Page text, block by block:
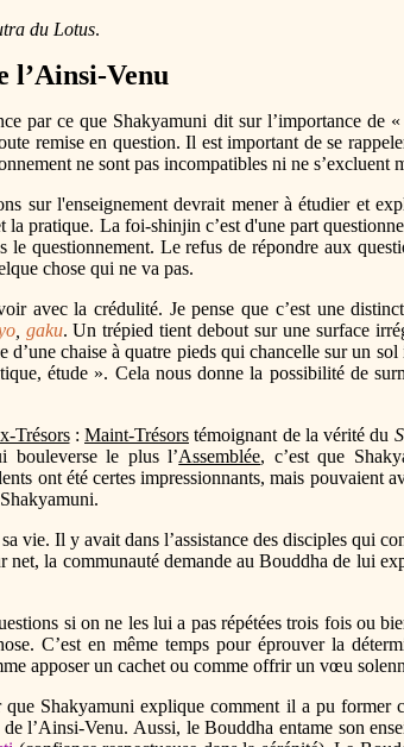
du Lotus.
l’Ainsi-Venu
par ce que Shakyamuni dit sur l’importance de
remise en question. Il est important de se
ne sont pas incompatibles ni ne s’excluent
sur l'enseignement devrait mener à étudier et
pratique. La foi-shinjin c’est d'une part
questionnement. Le refus de répondre aux
chose qui ne va pas.
avec la crédulité. Je pense que c’est une
, gaku. Un trépied tient debout sur une surface
chaise à quatre pieds qui chancelle sur un
étude ». Cela nous donne la possibilité de
Trésors: Maint-Trésors témoignant de la vérité du
bouleverse le plus l’Assemblée, c’est que
ont été certes impressionnants, mais pouvaient
vie. Il y avait dans l’assistance des disciples qui
la communauté demande au Bouddha de lui
si on ne les lui a pas répétées trois fois ou
C’est en même temps pour éprouver la
apposer un cachet ou comme offrir un vœu
Shakyamuni explique comment il a pu former
l’Ainsi-Venu. Aussi, le Bouddha entame son